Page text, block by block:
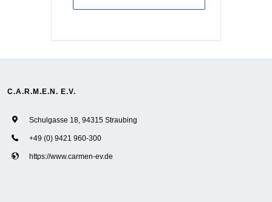
C.A.R.M.E.N. E.V.
Schulgasse 18, 94315 Straubing
+49 (0) 9421 960-300
https://www.carmen-ev.de